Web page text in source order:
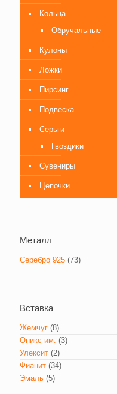
Кольца
Обручальные
Кулоны
Ложки
Пирсинг
Подвеска
Серьги
Гвоздики
Сувениры
Цепочки
Металл
Серебро 925 (73)
Вставка
Жемчуг (8)
Оникс им. (3)
Улексит (2)
Фианит (34)
Эмаль (5)